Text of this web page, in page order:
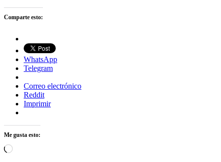
Comparte esto:
WhatsApp
Telegram
Correo electrónico
Reddit
Imprimir
Me gusta esto:
Cargando...